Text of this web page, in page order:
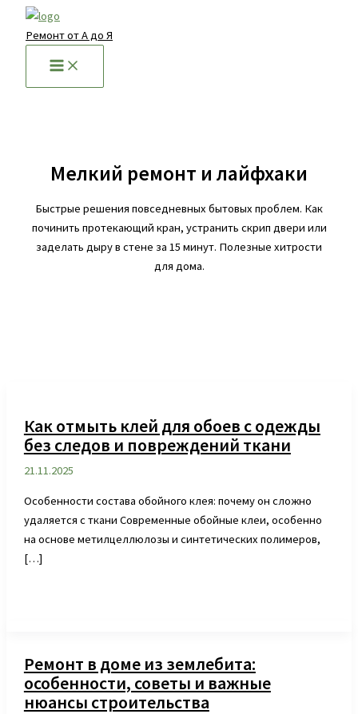
Перейти
Ремонт от А до Я
Мелкий ремонт и лайфхаки
Быстрые решения повседневных бытовых проблем. Как
починить протекающий кран, устранить скрип двери или
заделать дыру в стене за 15 минут. Полезные хитрости
для дома.
Как отмыть клей для обоев с одежды
без следов и повреждений ткани
21.11.2025
Особенности состава обойного клея: почему он сложно
удаляется с ткани Современные обойные клеи, особенно
на основе метилцеллюлозы и синтетических полимеров,
[…]
Ремонт в доме из землебита:
особенности, советы и важные
нюансы строительства